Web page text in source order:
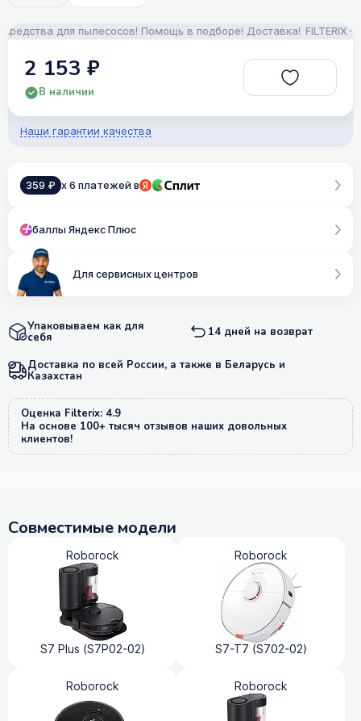
для пылесосов! Помощь в подборе! Доставка! FILTERIX —
2 153 ₽
В наличии
Наши гарантии качества
359 ₽ x 6 платежей в
баллы Яндекс Плюс
Для сервисных центров
Упаковываем как для
себя 14 дней на возврат
Доставка по всей России, а также в Беларусь и
Казахстан
Оценка Filterix: 4.9
На основе 100+ тысяч отзывов наших довольных
клиентов!
Совместимые модели
Roborock
S7 Plus (S7P02-02)
Roborock
S7-T7 (S702-02)
Roborock Roborock